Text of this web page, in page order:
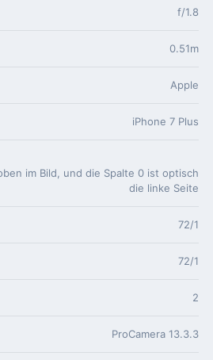
f/1.8
0.51m
Apple
iPhone 7 Plus
im Bild, und die Spalte 0 ist optisch
die linke Seite
72/1
72/1
2
ProCamera 13.3.3